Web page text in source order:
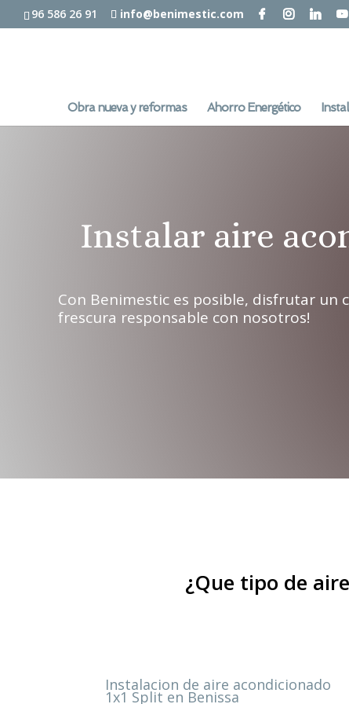
96 586 26 91 info@benimestic.com
Obra nueva y reformas Ahorro Energético
Instalar aire
Con Benimestic es posible, disfrutar un
frescura responsable con nosotros!
¿Que tipo de
Instalacion de aire acondicionado
1x1 Split en Benissa